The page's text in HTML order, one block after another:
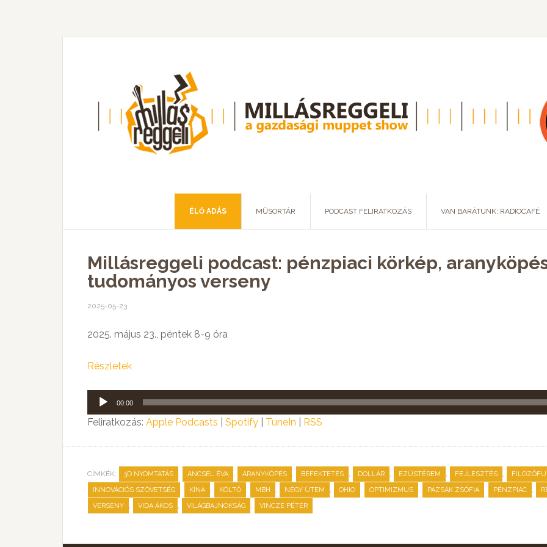
ÉLŐ ADÁS MŰSORTÁR PODCAST FELIRATKOZÁS VAN BARÁTUNK: RADIOCAFÉ
Millásreggeli podcast: pénzpiaci körkép,
tudományos verseny
2025-05-23
2025. május 23., péntek 8-9 óra
Részletek
Audió
lejátszó
00:00
Feliratkozás: Apple Podcasts Spotify TuneIn RSS
CÍMKÉK: 3D NYOMTATÁS , ANCSEL ÉVA , ARANYKÖPÉS , BEFEKTETÉS , DOLLÁR , EZÜSTÉREM , FEJLESZTÉS ,
INNOVÁCIÓS SZÖVETSÉG , KÍNA , KÖLTŐ , MBH , NÉGY ÜTEM , OHIO , OPTIMIZMUS , PAZSÁK ZSÓFIA , PÉNZPIAC ,
VERSENY , VIDA ÁKOS , VILÁGBAJNOKSÁG , VINCZE PÉTER